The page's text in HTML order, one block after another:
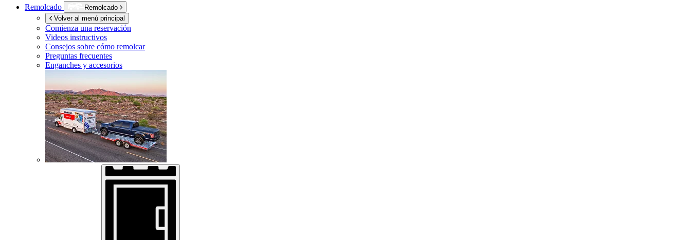
Remolcado
Remolcado
Volver al menú principal
Comienza una reservación
Videos instructivos
Consejos sobre cómo remolcar
Preguntas frecuentes
Enganches y accesorios